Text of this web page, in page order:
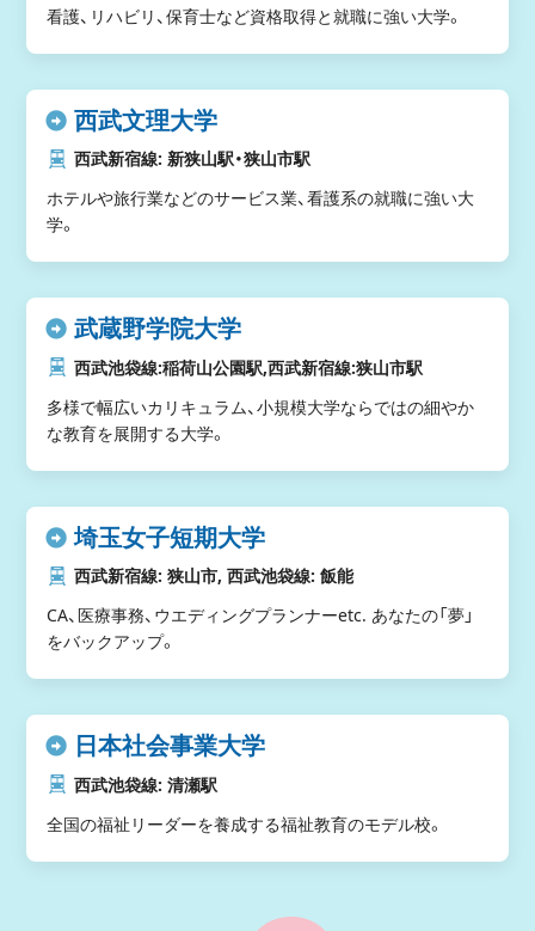
看護、リハビリ、保育士など資格取得と就職に強い大学。
西武文理大学
西武新宿線: 新狭山駅・狭山市駅
ホテルや旅行業などのサービス業、看護系の就職に強い大
学。
武蔵野学院大学
西武池袋線:稲荷山公園駅,西武新宿線:狭山市駅
多様で幅広いカリキュラム、小規模大学ならではの細やか
な教育を展開する大学。
埼玉女子短期大学
西武新宿線: 狭山市, 西武池袋線: 飯能
CA、医療事務、ウエディングプランナーetc. あなたの「夢」
をバックアップ。
日本社会事業大学
西武池袋線: 清瀬駅
全国の福祉リーダーを養成する福祉教育のモデル校。